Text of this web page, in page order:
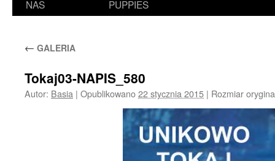
NAS
PUPPIES
← GALERIA
Tokaj03-NAPIS_580
Autor: Basia | Opublikowano22 stycznia 2015 | Rozmiar